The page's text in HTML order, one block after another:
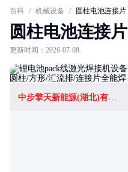
百科 / 机械设备 / 圆柱电池连接片
圆柱电池连接片
更新时间：2026-07-08
中步擎天新能源(湖北)有限公司